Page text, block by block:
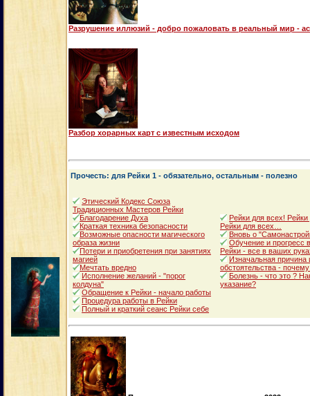
Разрушение иллюзий - добро пожаловать в реальный мир -
Разбор хорарных карт с известным исходом
Прочесть: для Рейки 1 - обязательно, остальным - полезно
Этический Кодекс Союза
Традиционных Мастеров Рейки
Благодарение Духа
Краткая техника безопасности
Возможные опасности магического
образа жизни
Потери и приобретения при занятиях
магией
Мечтать вредно
Исполнение желаний - "порог
колдуна"
Обращение к Рейки - начало работы
Процедура работы в Рейки
Полный и краткий сеанс Рейки себе
Рейки для всех!
Рейки для всех…
Вновь о
Обучение и прогресс
Рейки - все в ваших
Изначальная
обстоятельства -
Болезнь - что это ?
указание?